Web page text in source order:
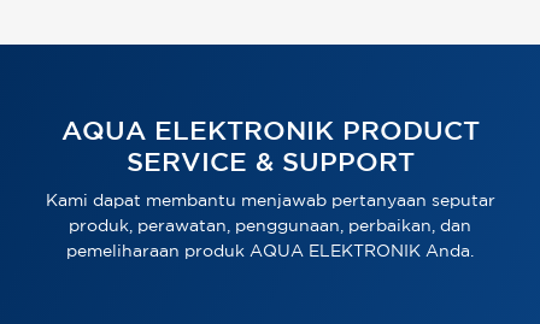
AQUA ELEKTRONIK PRODUCT
SERVICE & SUPPORT
Kami dapat membantu menjawab pertanyaan seputar
produk, perawatan, penggunaan, perbaikan, dan
pemeliharaan produk AQUA ELEKTRONIK Anda.